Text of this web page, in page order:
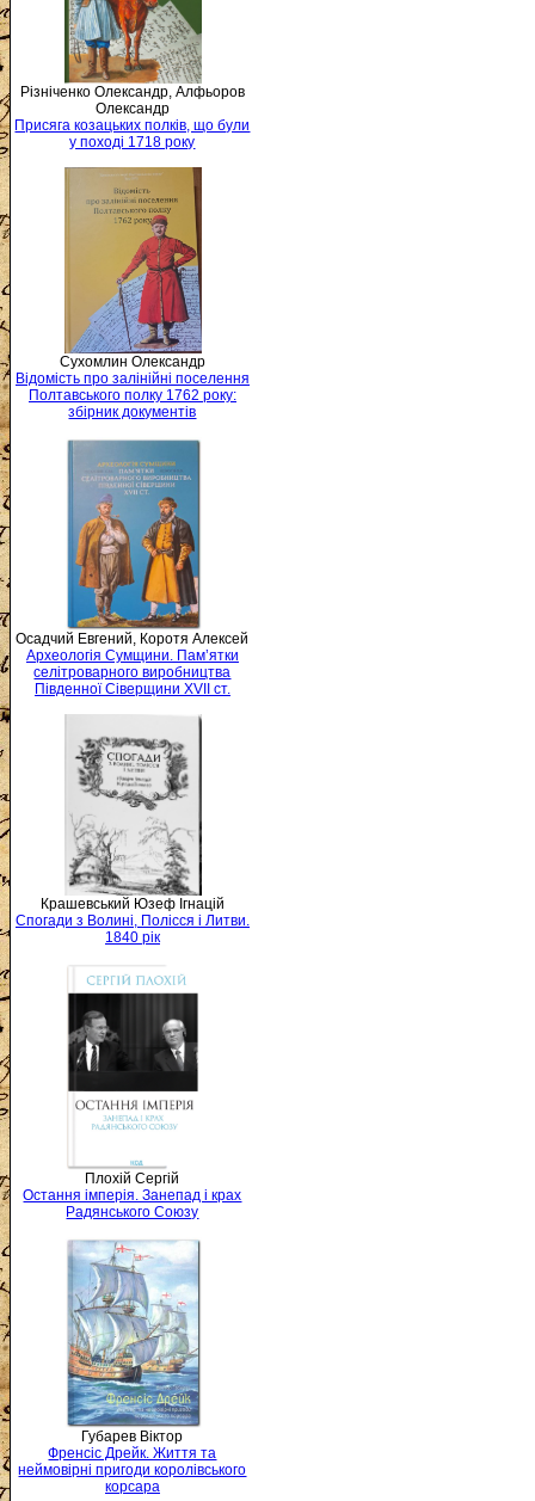
Різніченко Олександр, Алфьоров
Олександр
Присяга козацьких полків, що були
у поході 1718 року
Сухомлин Олександр
Відомість про залінійні поселення
Полтавського полку 1762 року:
збірник документів
Осадчий Евгений, Коротя Алексей
Археологія Сумщини. Пам’ятки
селітроварного виробництва
Південної Сіверщини XVII ст.
Крашевський Юзеф Ігнацій
Спогади з Волині, Полісся і Литви.
1840 рік
Плохій Сергій
Остання імперія. Занепад і крах
Радянського Союзу
Губарев Віктор
Френсіс Дрейк. Життя та
неймовірні пригоди королівського
корсара